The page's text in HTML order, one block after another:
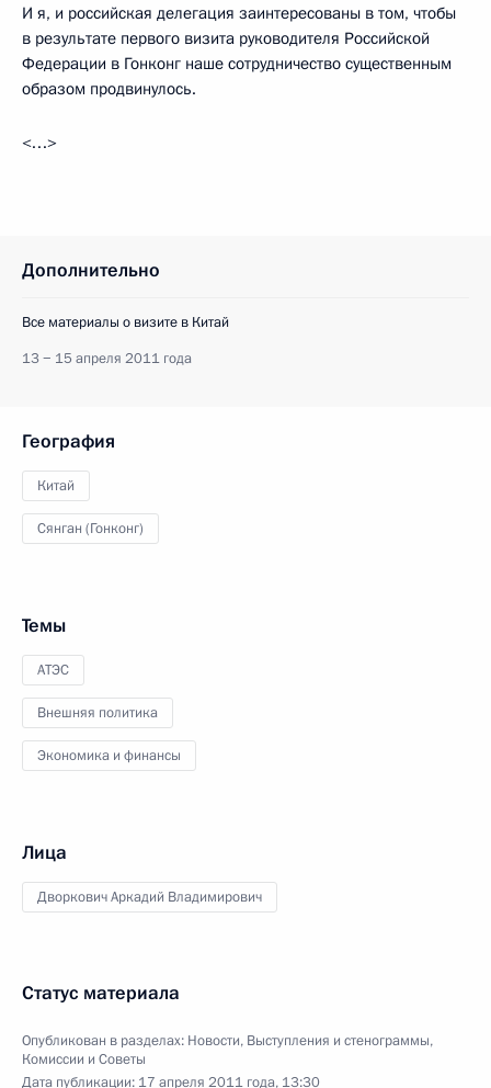
И я, и российская делегация заинтересованы в том, чтобы
в результате первого визита руководителя Российской
Федерации в Гонконг наше сотрудничество существенным
образом продвинулось.
<…>
Дополнительно
Все материалы о визите в Китай
13 − 15 апреля 2011 года
География
Китай
Сянган (Гонконг)
Темы
АТЭС
Внешняя политика
Экономика и финансы
Лица
Дворкович Аркадий Владимирович
Статус материала
Опубликован в разделах: Новости, Выступления и стенограммы,
Комиссии и Советы
Дата публикации: 17 апреля 2011 года, 13:30